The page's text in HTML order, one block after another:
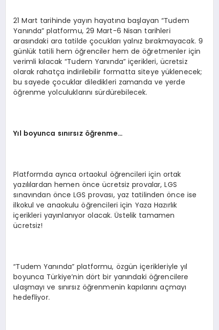
21 Mart tarihinde yayın hayatına başlayan “Tudem
Yanında” platformu, 29 Mart-6 Nisan tarihleri
arasındaki ara tatilde çocukları yalnız bırakmayacak. 9
günlük tatili hem öğrenciler hem de öğretmenler için
verimli kılacak “Tudem Yanında” içerikleri, ücretsiz
olarak rahatça indirilebilir formatta siteye yüklenecek;
bu sayede çocuklar diledikleri zamanda ve yerde
öğrenme yolculuklarını sürdürebilecek.
Yıl boyunca sınırsız öğrenme…
Platformda ayrıca ortaokul öğrencileri için ortak
yazılılardan hemen önce ücretsiz provalar, LGS
sınavından önce LGS provası, yaz tatilinden önce ise
ilkokul ve anaokulu öğrencileri için Yaza Hazırlık
içerikleri yayınlanıyor olacak. Üstelik tamamen
ücretsiz!
“Tudem Yanında” platformu, özgün içerikleriyle yıl
boyunca Türkiye’nin dört bir yanındaki öğrencilere
ulaşmayı ve sınırsız öğrenmenin kapılarını açmayı
hedefliyor.